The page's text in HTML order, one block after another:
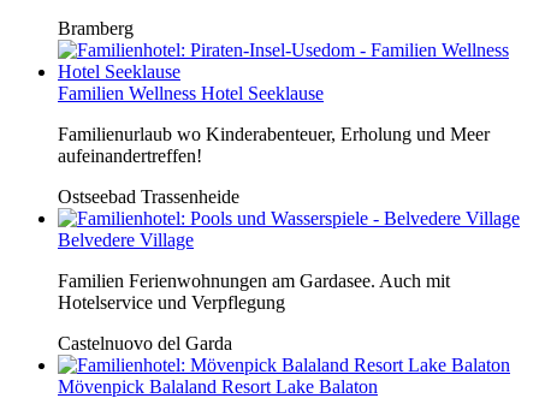
Bramberg
Familien Wellness Hotel Seeklause
Familienurlaub wo Kinderabenteuer, Erholung und Meer
aufeinandertreffen!
Ostseebad Trassenheide
Belvedere Village
Familien Ferienwohnungen am Gardasee. Auch mit
Hotelservice und Verpflegung
Castelnuovo del Garda
Mövenpick Balaland Resort Lake Balaton